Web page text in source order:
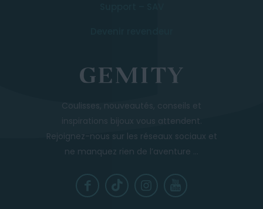
Coulisses, nouveautés, conseils et
inspirations bijoux vous attendent.
Rejoignez-nous sur les réseaux sociaux et
ne manquez rien de l’aventure ...